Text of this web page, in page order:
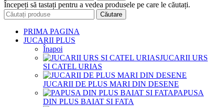
Începeți să tastați pentru a vedea produsele pe care le căutați.
Căutare
PRIMA PAGINA
JUCARII PLUS
Înapoi
JUCARII URS
SI CATEL URIAS
JUCARII DE PLUS MARI DIN DESENE
PAPUSA
DIN PLUS BAIAT SI FATA